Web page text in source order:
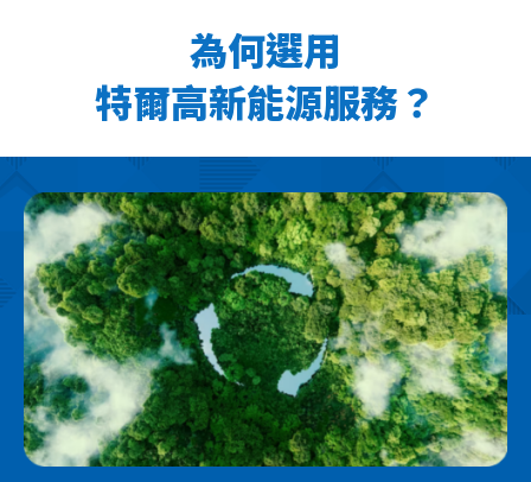
為何選用
特爾高新能源服務？